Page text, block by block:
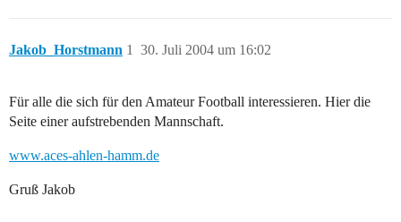
Jakob_Horstmann 30. Juli 2004 um 16:02
1
Für alle die sich für den Amateur Football interessieren. Hier die
Seite einer aufstrebenden Mannschaft.
www.aces-ahlen-hamm.de
Gruß Jakob